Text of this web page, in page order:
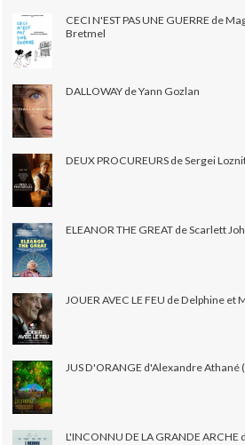
CECI N'EST PAS UNE GUERRE de
Bretmel
DALLOWAY de Yann Gozlan
DEUX PROCUREURS de Sergei
ELEANOR THE GREAT de Scarlett
JOUER AVEC LE FEU de Delphine et
JUS D'ORANGE d'Alexandre
L'INCONNU DE LA GRANDE